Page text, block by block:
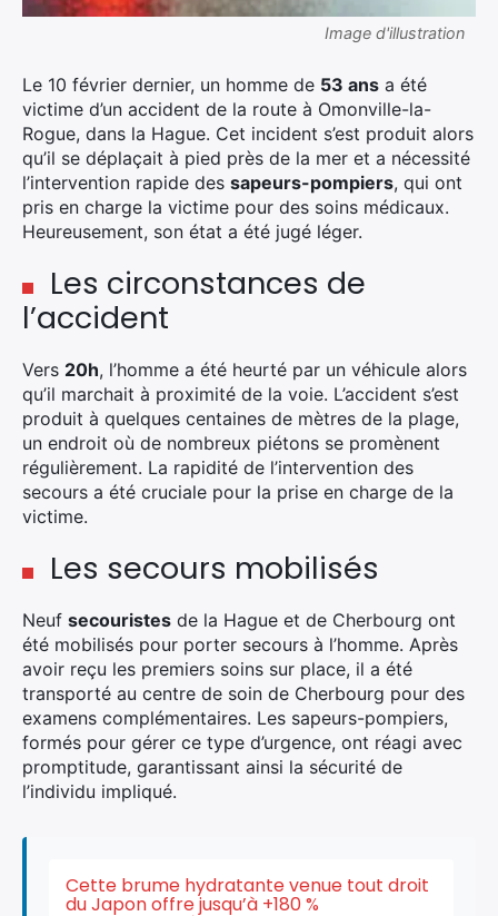
Image d'illustration
Le 10 février dernier, un homme de 53 ans a été
victime d’un accident de la route à Omonville-la-
Rogue, dans la Hague. Cet incident s’est produit alors
qu’il se déplaçait à pied près de la mer et a nécessité
l’intervention rapide des sapeurs-pompiers, qui ont
pris en charge la victime pour des soins médicaux.
Heureusement, son état a été jugé léger.
Les circonstances de
l’accident
Vers 20h, l’homme a été heurté par un véhicule alors
qu’il marchait à proximité de la voie. L’accident s’est
produit à quelques centaines de mètres de la plage,
un endroit où de nombreux piétons se promènent
régulièrement. La rapidité de l’intervention des
secours a été cruciale pour la prise en charge de la
victime.
Les secours mobilisés
Neuf secouristes de la Hague et de Cherbourg ont
été mobilisés pour porter secours à l’homme. Après
avoir reçu les premiers soins sur place, il a été
transporté au centre de soin de Cherbourg pour des
examens complémentaires. Les sapeurs-pompiers,
formés pour gérer ce type d’urgence, ont réagi avec
promptitude, garantissant ainsi la sécurité de
l’individu impliqué.
Cette brume hydratante venue tout droit
du Japon offre jusqu’à +180 %